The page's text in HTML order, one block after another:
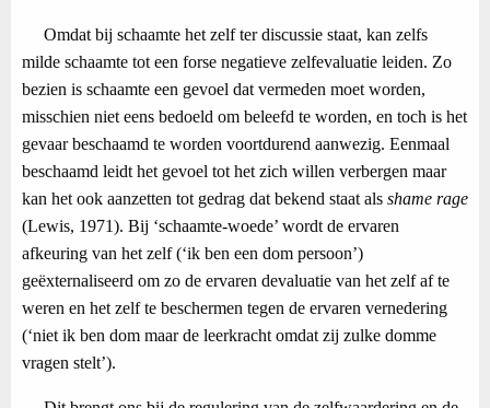
Omdat bij schaamte het zelf ter discussie staat, kan zelfs
milde schaamte tot een forse negatieve zelfevaluatie leiden. Zo
bezien is schaamte een gevoel dat vermeden moet worden,
misschien niet eens bedoeld om beleefd te worden, en toch is het
gevaar beschaamd te worden voortdurend aanwezig. Eenmaal
beschaamd leidt het gevoel tot het zich willen verbergen maar
kan het ook aanzetten tot gedrag dat bekend staat als shame rage
(Lewis, 1971). Bij ‘schaamte-woede’ wordt de ervaren
afkeuring van het zelf (‘ik ben een dom persoon’)
geëxternaliseerd om zo de ervaren devaluatie van het zelf af te
weren en het zelf te beschermen tegen de ervaren vernedering
(‘niet ik ben dom maar de leerkracht omdat zij zulke domme
vragen stelt’).